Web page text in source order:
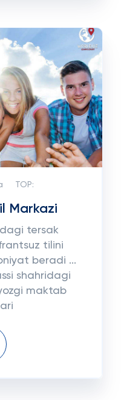
TOP:
Markazi
tersak
tilini
beradi ...
shahridagi
maktab